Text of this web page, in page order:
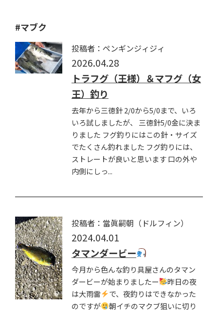
#マブク
投稿者：ペンギンジィジィ
2026.04.28
トラフグ（王様）＆マフグ（女
王）釣り
去年から三徳針 2/0から5/0まで、いろ
いろ試しましたが、 三徳針5/0金に決ま
りました フグ釣りにはこの針・サイズ
でたくさん釣れました フグ釣りには、
ストレートが良いと思います 口の外や
内側にしっ...
投稿者：當眞嗣朝（ドルフィン）
2024.04.01
タマンダービー
今月から色んな釣り具屋さんのタマン
ダービーが始まりましたー
昨日の夜
は大雨雷
で、夜釣りはできなかった
のですが
朝イチのマクブ狙いに切り